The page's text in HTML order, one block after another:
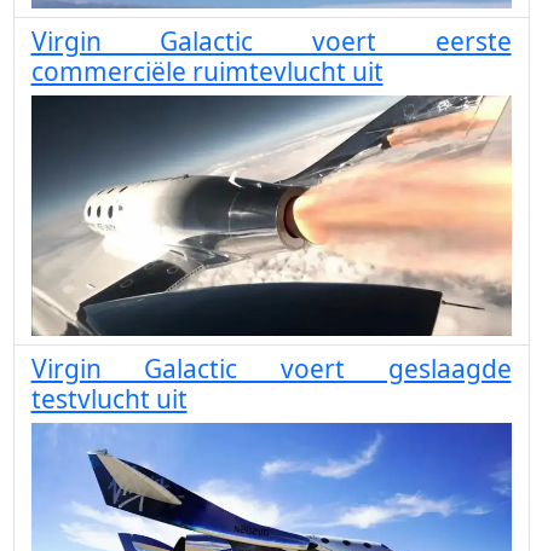
Virgin Galactic voert eerste
commerciële ruimtevlucht uit
Virgin Galactic voert geslaagde
testvlucht uit